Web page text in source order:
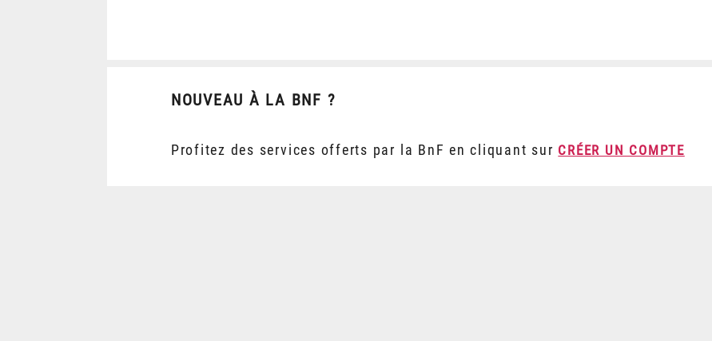
NOUVEAU À LA BNF ?
Profitez des services offerts par la BnF en cliquant sur CRÉER UN COMPTE